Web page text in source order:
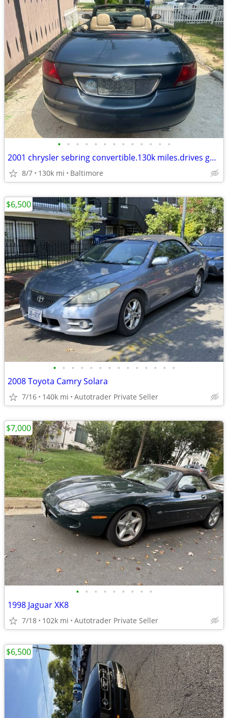
• • • • • • • • • • • • •
2001 chrysler sebring convertible.130k miles.drives good.top works
8/7 130k mi Baltimore
• • • • • • • • • • • • • •
2008 Toyota Camry Solara
7/16 140k mi Autotrader Private Seller
$6,500
• • • • • • • • •
1998 Jaguar XK8
7/18 102k mi Autotrader Private Seller
$7,000
$6,500